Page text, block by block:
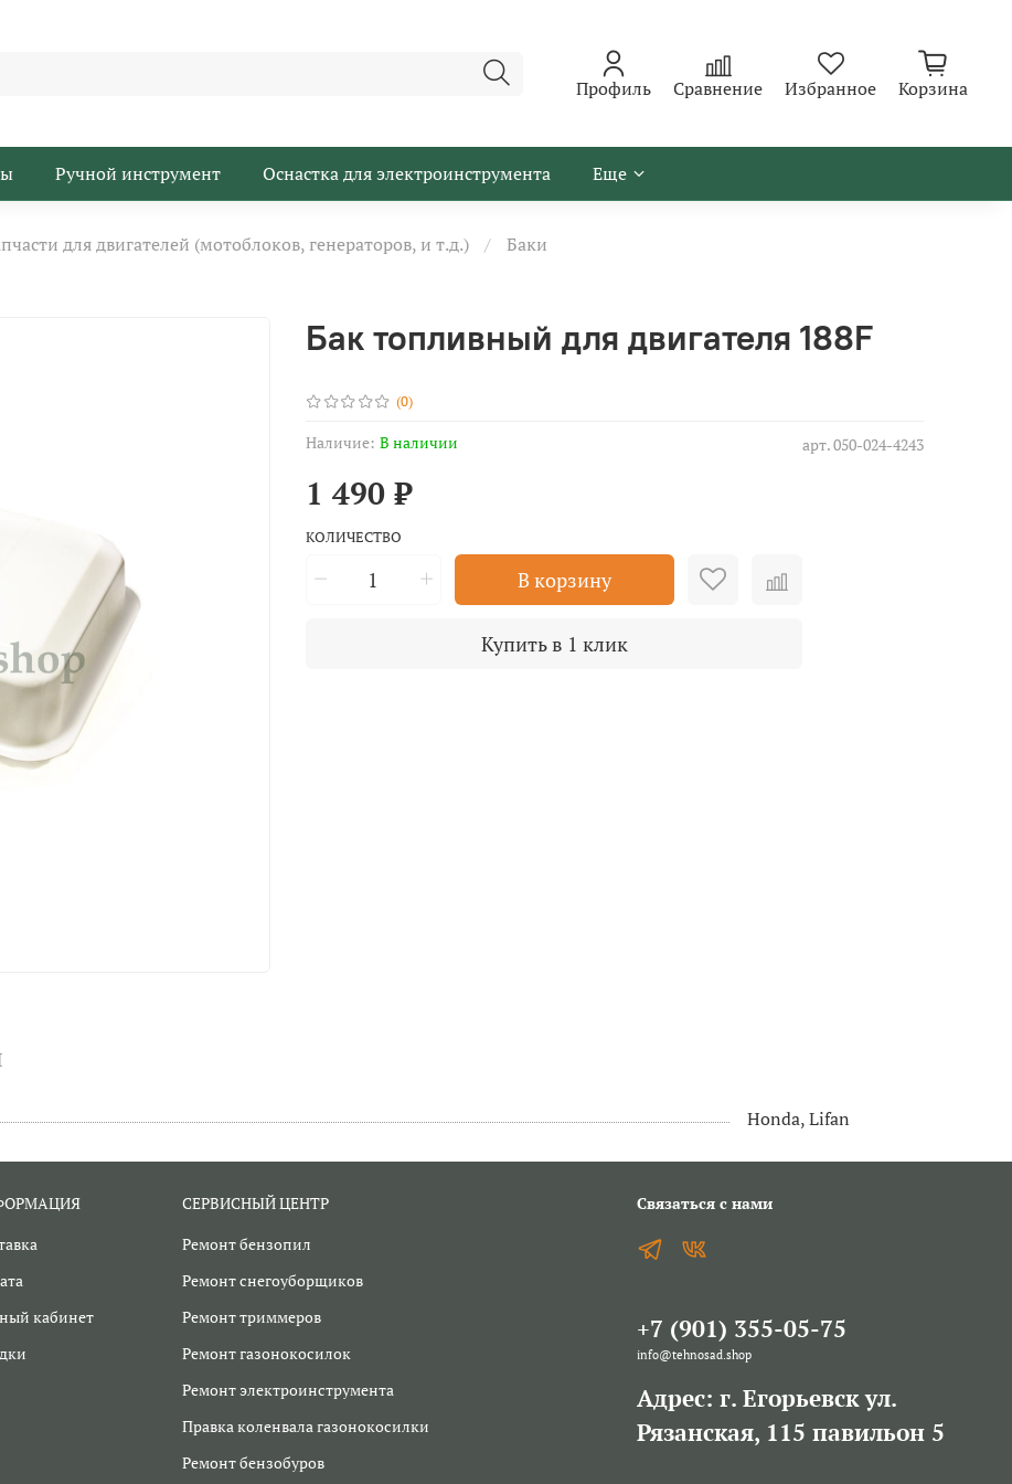
Профиль Сравнение Избранное Корзина
Ручной инструмент Оснастка для электроинструмента Еще
для двигателей (мотоблоков, генераторов, и т.д.) Баки
(0)
арт.050-024-4243
Наличие: В наличии
Бак топливный для двигателя 188F
1 490 ₽
КОЛИЧЕСТВО
В корзину
Купить в 1 клик
Honda, Lifan
кабинет
СЕРВИСНЫЙ ЦЕНТР
Ремонт бензопил
Ремонт снегоуборщиков
Ремонт триммеров
Ремонт газонокосилок
Ремонт электроинструмента
Правка коленвала газонокосилки
Ремонт бензобуров
Связаться с нами
+7 (901) 355-05-75
info@tehnosad.shop
Адрес: г. Егорьевск ул.
Рязанская, 115 павильон 5